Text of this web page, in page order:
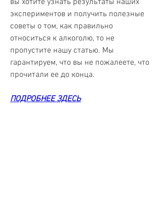
экспериментов и получить полезные
советы о том, как правильно
относиться к алкоголю, то не
пропустите нашу статью. Мы
гарантируем, что вы не пожалеете, что
прочитали ее до конца.
ПОДРОБНЕЕ ЗДЕСЬ